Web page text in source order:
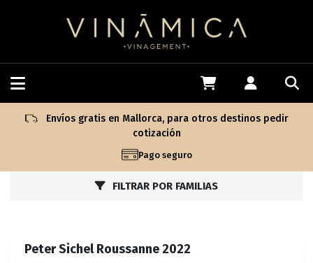
Envíos gratis en Mallorca, para otros destinos pedir
cotización
Pago seguro
FILTRAR POR FAMILIAS
Peter Sichel Roussanne 2022